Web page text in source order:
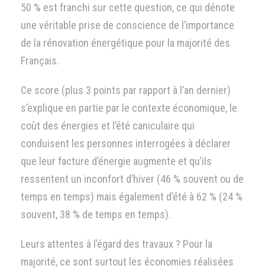
50 % est franchi sur cette question, ce qui dénote
une véritable prise de conscience de l’importance
de la rénovation énergétique pour la majorité des
Français.
Ce score (plus 3 points par rapport à l’an dernier)
s’explique en partie par le contexte économique, le
coût des énergies et l’été caniculaire qui
conduisent les personnes interrogées à déclarer
que leur facture d’énergie augmente et qu’ils
ressentent un inconfort d’hiver (46 % souvent ou de
temps en temps) mais également d’été à 62 % (24 %
souvent, 38 % de temps en temps).
Leurs attentes à l’égard des travaux ? Pour la
majorité, ce sont surtout les économies réalisées